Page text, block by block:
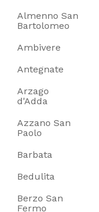
Almenno San
Bartolomeo
Ambivere
Antegnate
Arzago
d'Adda
Azzano San
Paolo
Barbata
Bedulita
Berzo San
Fermo